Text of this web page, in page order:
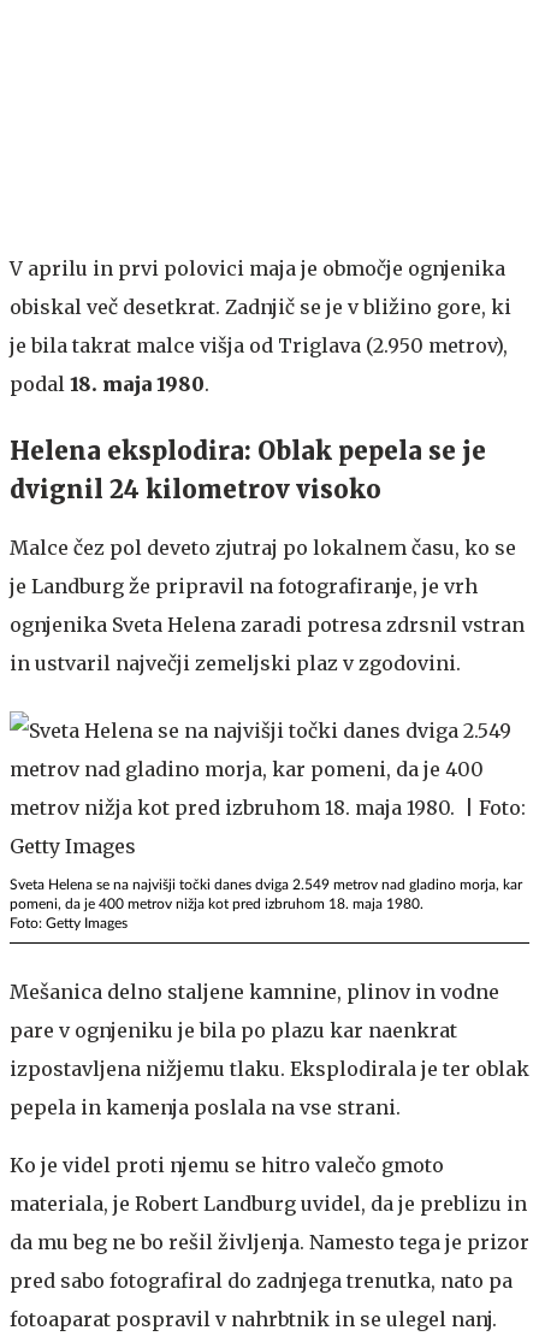
V aprilu in prvi polovici maja je območje ognjenika
obiskal več desetkrat. Zadnjič se je v bližino gore, ki
je bila takrat malce višja od Triglava (2.950 metrov),
podal 18. maja 1980.
Helena eksplodira: Oblak pepela se je
dvignil 24 kilometrov visoko
Malce čez pol deveto zjutraj po lokalnem času, ko se
je Landburg že pripravil na fotografiranje, je vrh
ognjenika Sveta Helena zaradi potresa zdrsnil vstran
in ustvaril največji zemeljski plaz v zgodovini.
Sveta Helena se na najvišji točki danes dviga 2.549 metrov nad gladino morja, kar
pomeni, da je 400 metrov nižja kot pred izbruhom 18. maja 1980.
Foto: Getty Images
Mešanica delno staljene kamnine, plinov in vodne
pare v ognjeniku je bila po plazu kar naenkrat
izpostavljena nižjemu tlaku. Eksplodirala je ter oblak
pepela in kamenja poslala na vse strani.
Ko je videl proti njemu se hitro valečo gmoto
materiala, je Robert Landburg uvidel, da je preblizu in
da mu beg ne bo rešil življenja. Namesto tega je prizor
pred sabo fotografiral do zadnjega trenutka, nato pa
fotoaparat pospravil v nahrbtnik in se ulegel nanj.